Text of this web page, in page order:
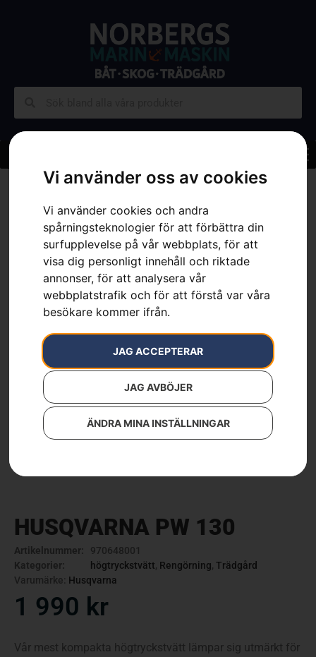
Vi använder oss av cookies
Vi använder cookies och andra
spårningsteknologier för att förbättra din
surfupplevelse på vår webbplats, för att
visa dig personligt innehåll och riktade
annonser, för att analysera vår
webbplatstrafik och för att förstå var våra
besökare kommer ifrån.
JAG ACCEPTERAR
JAG AVBÖJER
ÄNDRA MINA INSTÄLLNINGAR
Sortiment »Trädgård» Rengörning » högtryckstvätt»
HUSQVARNA PW 130
Artikelnummer:
970648001
Kategorier:
högtryckstvätt, Rengörning, Trädgård
Varumärke: Husqvarna
1 990 kr
Vår mest kompakta högtryckstvätt lämpar sig utmärkt för